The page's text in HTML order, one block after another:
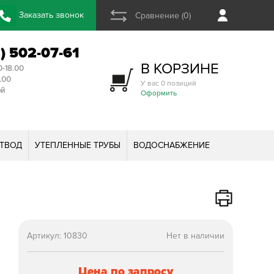
Заказать звонок Сравнение (0)
502-07-61
18.00
В КОРЗИНЕ
У вас 0 позиций
Оформить
УТЕПЛЕННЫЕ ТРУБЫ ВОДОСНАБЖЕНИЕ
Нет в наличии
Артикул:10830